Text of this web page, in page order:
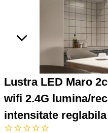
Lustra LED Maro
wifi 2.4G lumina/
intensitate reglabila